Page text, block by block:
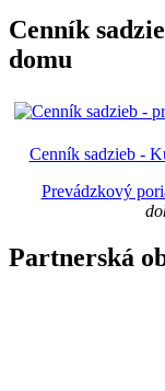
Cenník
domu
Cenník sadzieb -
Prevádzkový
Partnerská